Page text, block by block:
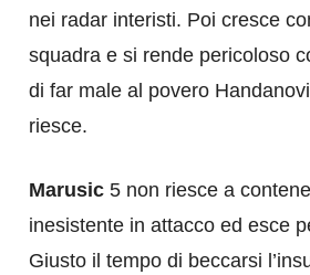
nei radar interisti. Poi cresce
squadra e si rende pericoloso
di far male al povero
riesce.
Marusic 5 non riesce a
inesistente in attacco ed esce
Giusto il tempo di beccarsi